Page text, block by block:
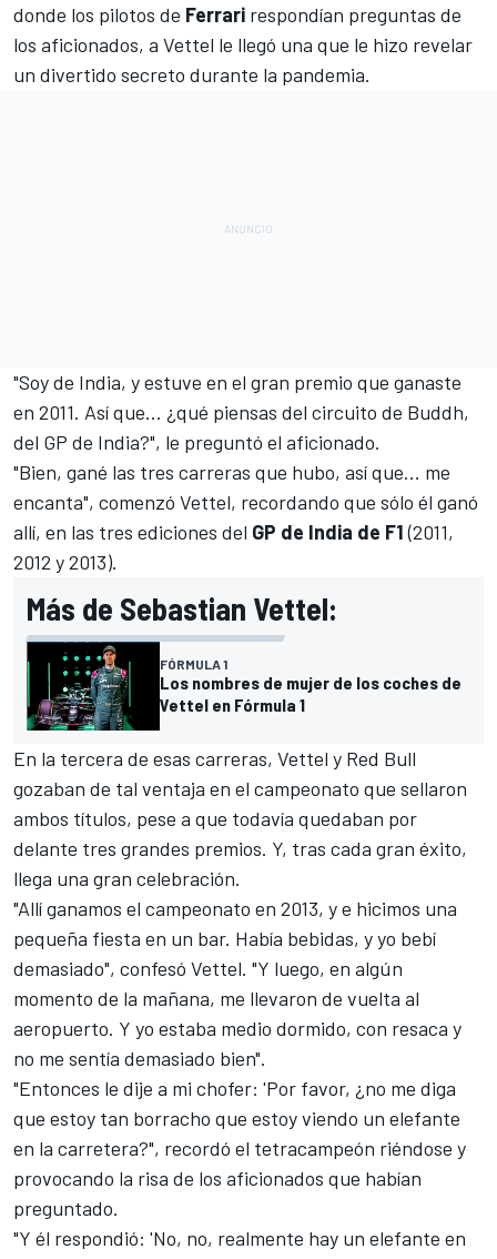
donde los pilotos de Ferrari respondían preguntas de
los aficionados, a Vettel le llegó una que le hizo revelar
un divertido secreto durante la pandemia.
"Soy de India, y estuve en el gran premio que ganaste
en 2011. Así que... ¿qué piensas del circuito de Buddh,
del GP de India?", le preguntó el aficionado.
"Bien, gané las tres carreras que hubo, así que... me
encanta", comenzó Vettel, recordando que sólo él ganó
allí, en las tres ediciones del GP de India de F1(2011,
2012 y 2013).
Más de Sebastian Vettel:
FÓRMULA 1
Los nombres de mujer de los coches de
Vettel en Fórmula 1
En la tercera de esas carreras, Vettel y Red Bull
gozaban de tal ventaja en el campeonato que sellaron
ambos títulos, pese a que todavía quedaban por
delante tres grandes premios. Y, tras cada gran éxito,
llega una gran celebración.
"Allí ganamos el campeonato en 2013, y e hicimos una
pequeña fiesta en un bar. Había bebidas, y yo bebí
demasiado", confesó Vettel. "Y luego, en algún
momento de la mañana, me llevaron de vuelta al
aeropuerto. Y yo estaba medio dormido, con resaca y
no me sentía demasiado bien".
"Entonces le dije a mi chofer: 'Por favor, ¿no me diga
que estoy tan borracho que estoy viendo un elefante
en la carretera?", recordó el tetracampeón riéndose y
provocando la risa de los aficionados que habían
preguntado.
"Y él respondió: 'No, no, realmente hay un elefante en